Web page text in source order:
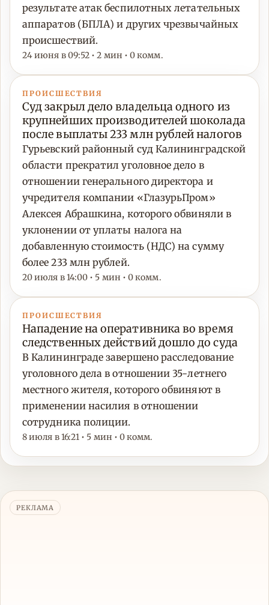
результате атак беспилотных летательных
аппаратов (БПЛА) и других чрезвычайных
происшествий.
24 июня в 09:52 • 2 мин • 0 комм.
ПРОИСШЕСТВИЯ
Суд закрыл дело владельца одного из
крупнейших производителей шоколада
после выплаты 233 млн рублей налогов
Гурьевский районный суд Калининградской
области прекратил уголовное дело в
отношении генерального директора и
учредителя компании «ГлазурьПром»
Алексея Абрашкина, которого обвиняли в
уклонении от уплаты налога на
добавленную стоимость (НДС) на сумму
более 233 млн рублей.
20 июля в 14:00 • 5 мин • 0 комм.
ПРОИСШЕСТВИЯ
Нападение на оперативника во время
следственных действий дошло до суда
В Калининграде завершено расследование
уголовного дела в отношении 35-летнего
местного жителя, которого обвиняют в
применении насилия в отношении
сотрудника полиции.
8 июля в 16:21 • 5 мин • 0 комм.
РЕКЛАМА